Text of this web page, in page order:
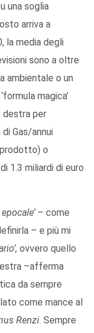
una soglia
arriva a
la media degli
sono a oltre
ambientale o un
magica’
destra per
Gas/annui
o
1.3 miliardi di euro
– come
– e più mi
ovvero quello
–afferma
da sempre
come mance al
Renzi. Sempre